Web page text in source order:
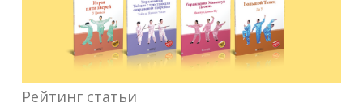
Рейтинг статьи